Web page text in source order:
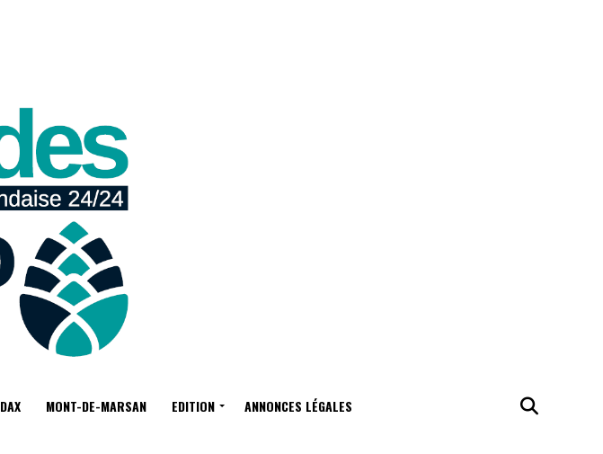
DAX MONT-DE-MARSAN EDITION ANNONCES LÉGALES